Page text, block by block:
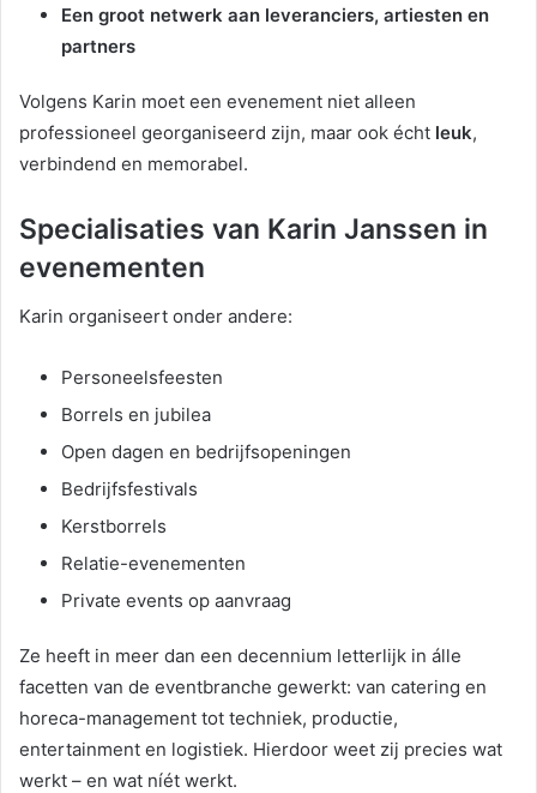
Een groot netwerk aan leveranciers, artiesten en
partners
Volgens Karin moet een evenement niet alleen
professioneel georganiseerd zijn, maar ook écht leuk,
verbindend en memorabel.
Specialisaties van Karin Janssen in
evenementen
Karin organiseert onder andere:
Personeelsfeesten
Borrels en jubilea
Open dagen en bedrijfsopeningen
Bedrijfsfestivals
Kerstborrels
Relatie-evenementen
Private events op aanvraag
Ze heeft in meer dan een decennium letterlijk in álle
facetten van de eventbranche gewerkt: van catering en
horeca-management tot techniek, productie,
entertainment en logistiek. Hierdoor weet zij precies wat
werkt – en wat níét werkt.